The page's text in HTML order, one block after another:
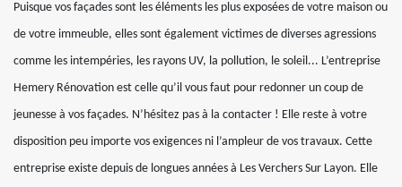
Puisque vos façades sont les éléments les plus exposées de votre maison ou
de votre immeuble, elles sont également victimes de diverses agressions
comme les intempéries, les rayons UV, la pollution, le soleil... L’entreprise
Hemery Rénovation est celle qu’il vous faut pour redonner un coup de
jeunesse à vos façades. N’hésitez pas à la contacter ! Elle reste à votre
disposition peu importe vos exigences ni l’ampleur de vos travaux. Cette
entreprise existe depuis de longues années à Les Verchers Sur Layon. Elle